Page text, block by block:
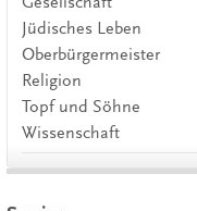
Jüdisches Leben
Oberbürgermeister
Religion
Topf und Söhne
Wissenschaft